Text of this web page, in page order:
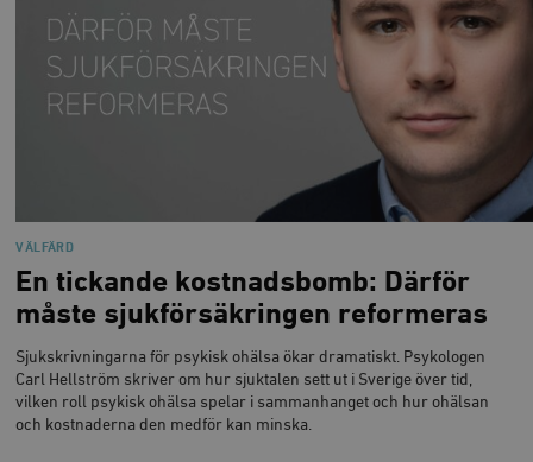
VÄLFÄRD
En tickande kostnadsbomb: Därför
måste sjukförsäkringen reformeras
Sjukskrivningarna för psykisk ohälsa ökar dramatiskt. Psykologen
Carl Hellström skriver om hur sjuktalen sett ut i Sverige över tid,
vilken roll psykisk ohälsa spelar i sammanhanget och hur ohälsan
och kostnaderna den medför kan minska.